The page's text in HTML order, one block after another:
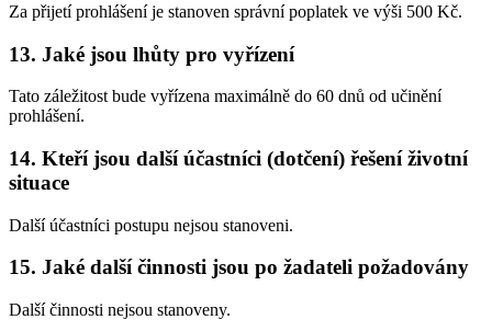
Za přijetí prohlášení je stanoven správní poplatek ve výši 500 Kč.
13. Jaké jsou lhůty pro vyřízení
Tato záležitost bude vyřízena maximálně do 60 dnů od učinění
prohlášení.
14. Kteří jsou další účastníci (dotčení) řešení životní
situace
Další účastníci postupu nejsou stanoveni.
15. Jaké další činnosti jsou po žadateli požadovány
Další činnosti nejsou stanoveny.